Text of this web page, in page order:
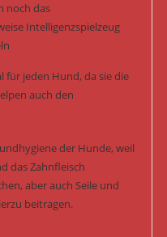
noch das
Intelligenzspielzeug
für jeden Hund, da sie die
auch den
der Hunde, weil
das Zahnfleisch
aber auch Seile und
beitragen.